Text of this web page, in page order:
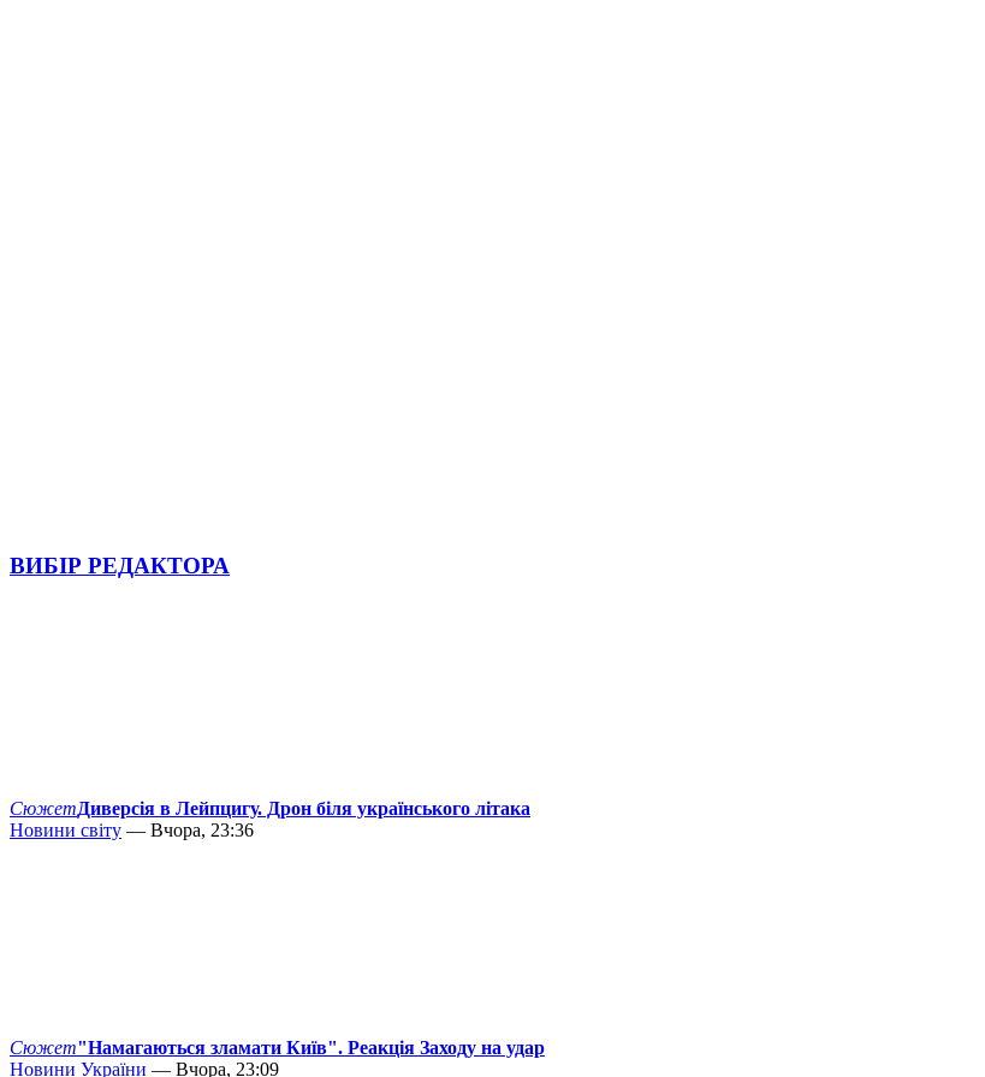
ВИБІР РЕДАКТОРА
СюжетДиверсія в Лейпцигу. Дрон біля українського літака
Новини світу — Вчора, 23:36
Сюжет"Намагаються зламати Київ". Реакція Заходу на удар
Новини України — Вчора, 23:09